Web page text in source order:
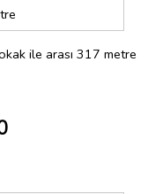
ile arası 317 metre